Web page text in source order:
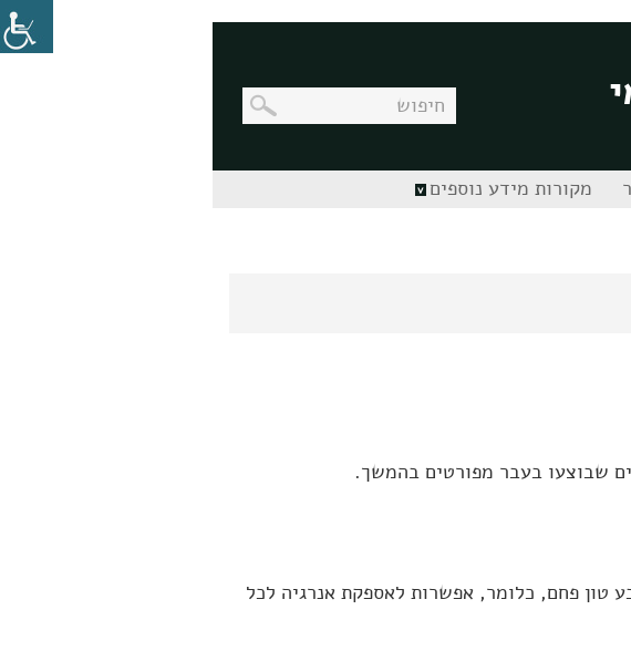
מקורות מידע נוספים
ורבע טון פחם, כלומר, אפשרות לאספקת אנרגיה לכל